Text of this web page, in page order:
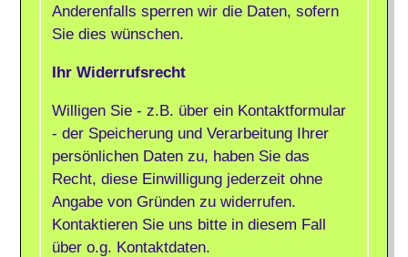
Anderenfalls sperren wir die Daten, sofern
Sie dies wünschen.
Ihr Widerrufsrecht
Willigen Sie - z.B. über ein Kontaktformular
- der Speicherung und Verarbeitung Ihrer
persönlichen Daten zu, haben Sie das
Recht, diese Einwilligung jederzeit ohne
Angabe von Gründen zu widerrufen.
Kontaktieren Sie uns bitte in diesem Fall
über o.g. Kontaktdaten.